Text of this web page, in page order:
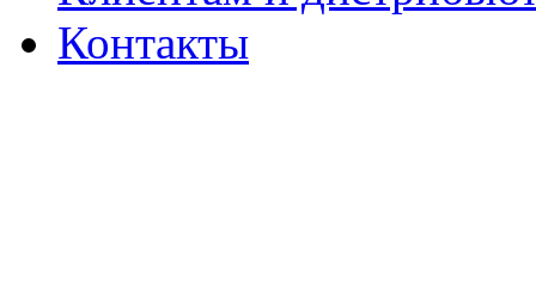
Контакты